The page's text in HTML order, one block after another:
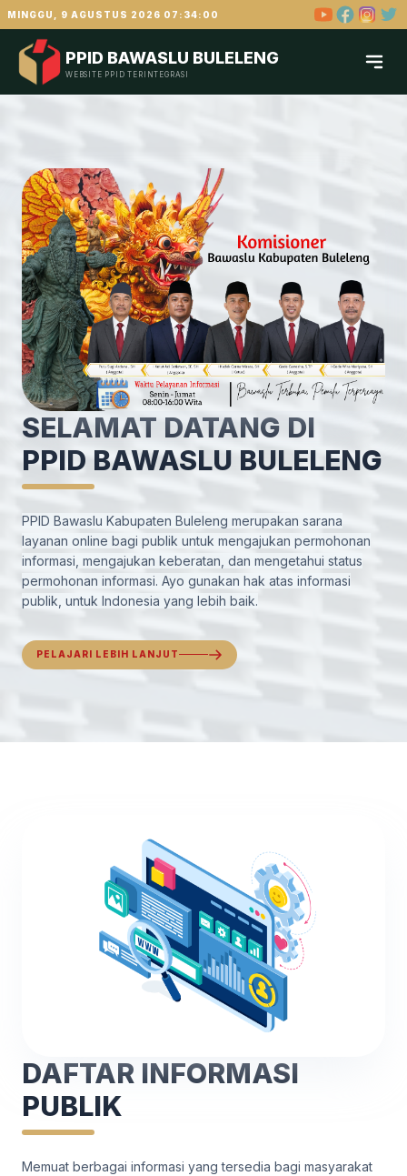
MINGGU, 9 AGUSTUS 2026 07:34:01
PPID BAWASLU BULELENG
WEBSITE PPID TERINTEGRASI
SELAMAT DATANG DI
PPID BAWASLU BULELENG
PPID Bawaslu Kabupaten Buleleng merupakan sarana
layanan online bagi publik untuk mengajukan permohonan
informasi, mengajukan keberatan, dan mengetahui status
permohonan informasi. Ayo gunakan hak atas informasi
publik, untuk Indonesia yang lebih baik.
PELAJARI LEBIH LANJUT
DAFTAR INFORMASI
PUBLIK
Memuat berbagai informasi yang tersedia bagi masyarakat